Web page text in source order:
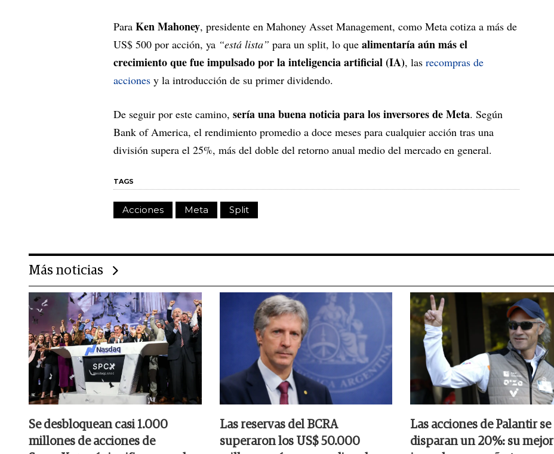
Para Ken Mahoney, presidente en Mahoney Asset Management, como Meta cotiza a más de
US$ 500 por acción, ya “está lista” para un split, lo que alimentaría aún más el
crecimiento que fue impulsado por la inteligencia artificial (IA), las recompras de
acciones y la introducción de su primer dividendo.
De seguir por este camino, sería una buena noticia para los inversores de Meta. Según
Bank of America, el rendimiento promedio a doce meses para cualquier acción tras una
división supera el 25%, más del doble del retorno anual medio del mercado en general.
TAGS
Acciones Meta Split
Más noticias
Se desbloquean casi 1.000
millones de acciones de
Las reservas del BCRA
superaron los US$ 50.000
Las acciones de Palantir se
disparan un 20%: su mejor